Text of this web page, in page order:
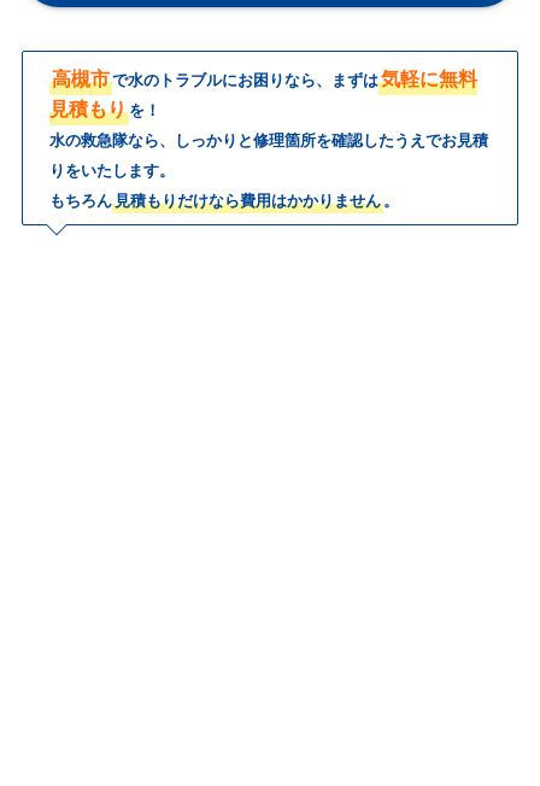
高槻市で水のトラブルにお困りなら、まずは気軽に無料
見積もりを！
水の救急隊なら、しっかりと修理箇所を確認したうえでお見積
りをいたします。
もちろん見積もりだけなら費用はかかりません。